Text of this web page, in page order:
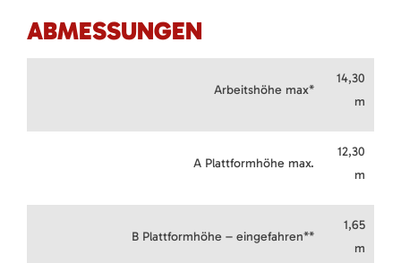
ABMESSUNGEN
Arbeitshöhe max*
14,30
m
A Plattformhöhe max.
12,30
m
B Plattformhöhe – eingefahren**
1,65
m